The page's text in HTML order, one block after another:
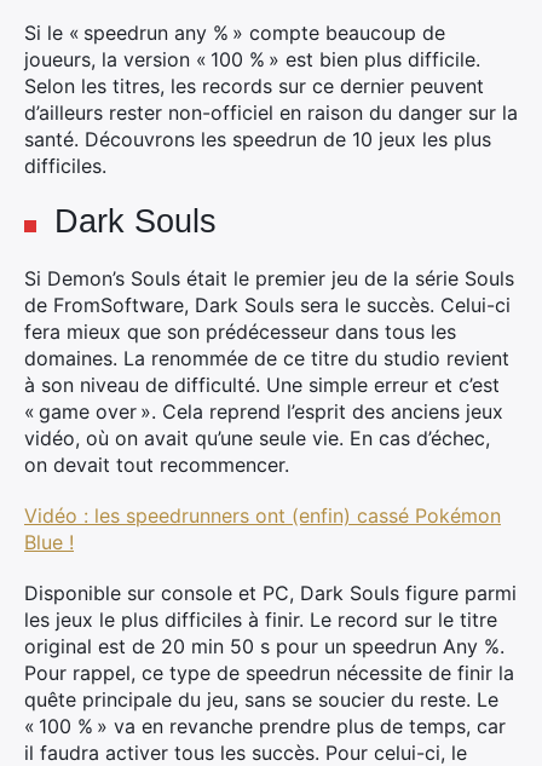
Si le « speedrun any % » compte beaucoup de
joueurs, la version « 100 % » est bien plus difficile.
Selon les titres, les records sur ce dernier peuvent
d’ailleurs rester non-officiel en raison du danger sur la
santé. Découvrons les speedrun de 10 jeux les plus
difficiles.
Dark Souls
Si Demon’s Souls était le premier jeu de la série Souls
de FromSoftware, Dark Souls sera le succès. Celui-ci
fera mieux que son prédécesseur dans tous les
domaines. La renommée de ce titre du studio revient
à son niveau de difficulté. Une simple erreur et c’est
« game over ». Cela reprend l’esprit des anciens jeux
vidéo, où on avait qu’une seule vie. En cas d’échec,
on devait tout recommencer.
Vidéo : les speedrunners ont (enfin) cassé Pokémon
Blue !
Disponible sur console et PC, Dark Souls figure parmi
les jeux le plus difficiles à finir. Le record sur le titre
original est de 20 min 50 s pour un speedrun Any %.
Pour rappel, ce type de speedrun nécessite de finir la
quête principale du jeu, sans se soucier du reste. Le
« 100 % » va en revanche prendre plus de temps, car
il faudra activer tous les succès. Pour celui-ci, le